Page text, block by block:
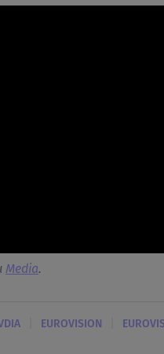
Media.
EUROVISION